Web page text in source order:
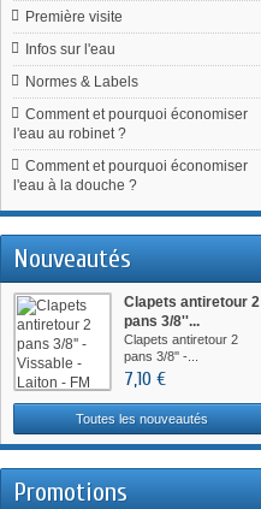
Première visite
Infos sur l'eau
Normes & Labels
Comment et pourquoi économiser
l'eau au robinet ?
Comment et pourquoi économiser
l'eau à la douche ?
Nouveautés
Clapets antiretour 2
pans 3/8''...
Clapets antiretour 2
pans 3/8'' -...
7,10 €
Toutes les nouveautés
Promotions